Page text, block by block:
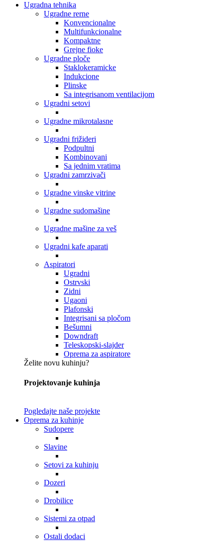
Ugradna tehnika
Ugradne rerne
Konvencionalne
Multifunkcionalne
Kompaktne
Grejne fioke
Ugradne ploče
Staklokeramicke
Indukcione
Plinske
Sa integrisanom ventilacijom
Ugradni setovi
Ugradne mikrotalasne
Ugradni frižideri
Podpultni
Kombinovani
Sa jednim vratima
Ugradni zamrzivači
Ugradne vinske vitrine
Ugradne sudomašine
Ugradne mašine za veš
Ugradni kafe aparati
Aspiratori
Ugradni
Ostrvski
Zidni
Ugaoni
Plafonski
Integrisani sa pločom
Bešumni
Downdraft
Teleskopski-slajder
Oprema za aspiratore
Želite novu kuhinju?
Projektovanje kuhinja
Pogledajte naše projekte
Oprema za kuhinje
Sudopere
Slavine
Setovi za kuhinju
Dozeri
Drobilice
Sistemi za otpad
Ostali dodaci